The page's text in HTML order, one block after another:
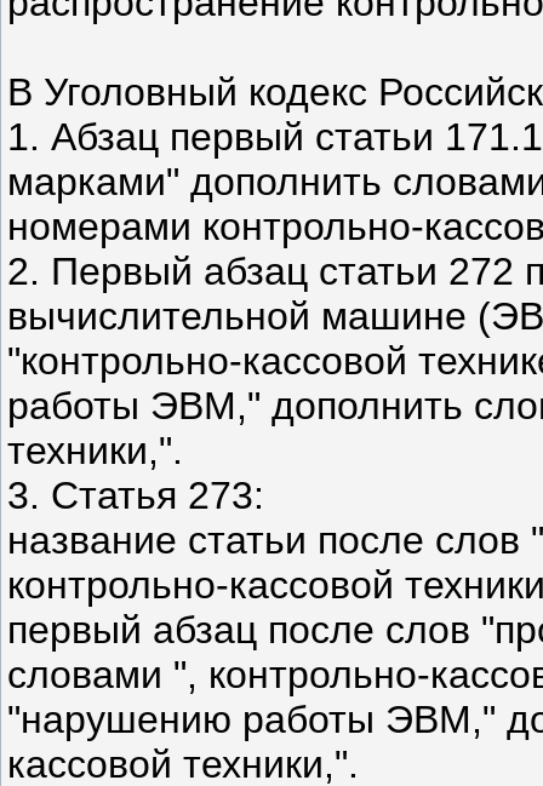
В Уголовный кодекс
1. Абзац первый статьи
марками" дополнить
номерами контрольно-
2. Первый абзац статьи 272
вычислительной машине
"контрольно-кассовой
работы ЭВМ," дополнить
техники,".
3. Статья 273:
название статьи после
контрольно-кассовой
первый абзац после слов
словами ", контрольно-
"нарушению работы ЭВМ,"
кассовой техники,".